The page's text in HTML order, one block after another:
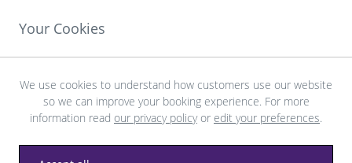
友情链接
探索希思罗机场
Your Cookies
We use cookies to understand how customers use our website
so we can improve your booking experience. For more
information read our privacy policyor edit your preferences.